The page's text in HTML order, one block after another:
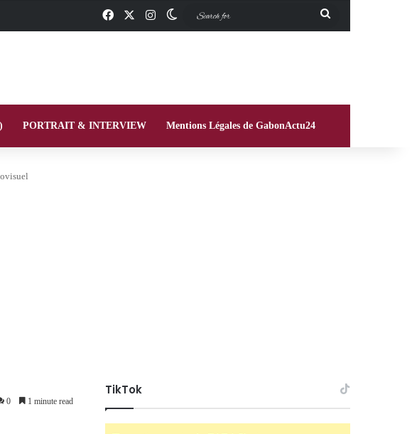
FacebookInstagramSwitch skin Search
PORTRAIT & INTERVIEW Mentions Légales de GabonActu24
0 1 minute read
TikTok